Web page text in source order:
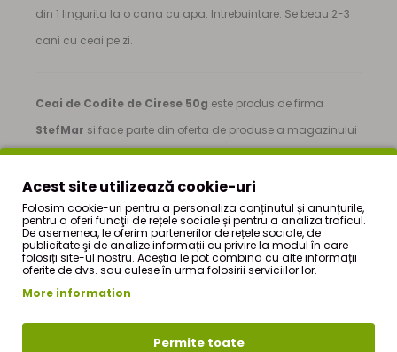
din 1 lingurita la o cana cu apa. Intrebuintare: Se beau 2-3
cani cu ceai pe zi.
Ceai de Codite de Cirese 50g este produs de firma
StefMar si face parte din oferta de produse a magazinului
nostru online de produse naturiste - StefMar Store, din
sectiunea
|Ceaiuri vrac|Ceai de Codite de Cirese
50g|
Pretul produsuluiCeai de Codite de Cirese 50geste de
numai6,20Lei RON(TVA inclus). Pentru mai multe detalii
despre cum puteti comanda acest produs, puteti sa vizitati
Pentru comenzile a caror valoare depaseste suma de 250
Acest site utilizează cookie-uri
Folosim cookie-uri pentru a personaliza conținutul și anunțurile,
pentru a oferi funcţii de rețele sociale și pentru a analiza traficul.
De asemenea, le oferim partenerilor de rețele sociale, de
publicitate şi de analize informații cu privire la modul în care
folosiți site-ul nostru. Aceștia le pot combina cu alte informații
oferite de dvs. sau culese în urma folosirii serviciilor lor.
More information
Permite toate